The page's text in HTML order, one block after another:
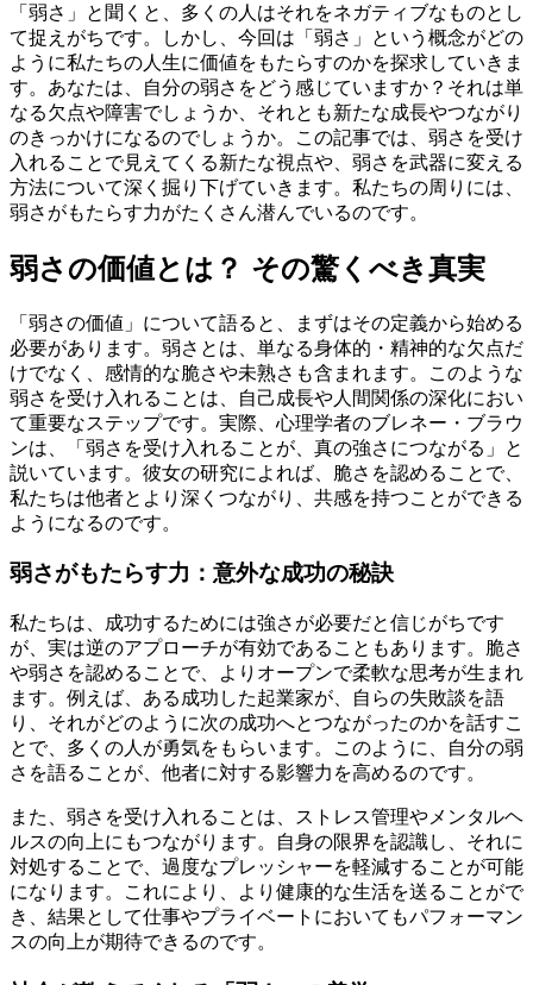
「弱さ」と聞くと、多くの人はそれをネガティブなものとし
て捉えがちです。しかし、今回は「弱さ」という概念がどの
ように私たちの人生に価値をもたらすのかを探求していきま
す。あなたは、自分の弱さをどう感じていますか？それは単
なる欠点や障害でしょうか、それとも新たな成長やつながり
のきっかけになるのでしょうか。この記事では、弱さを受け
入れることで見えてくる新たな視点や、弱さを武器に変える
方法について深く掘り下げていきます。私たちの周りには、
弱さがもたらす力がたくさん潜んでいるのです。
弱さの価値とは？ その驚くべき真実
「弱さの価値」について語ると、まずはその定義から始める
必要があります。弱さとは、単なる身体的・精神的な欠点だ
けでなく、感情的な脆さや未熟さも含まれます。このような
弱さを受け入れることは、自己成長や人間関係の深化におい
て重要なステップです。実際、心理学者のブレネー・ブラウ
ンは、「弱さを受け入れることが、真の強さにつながる」と
説いています。彼女の研究によれば、脆さを認めることで、
私たちは他者とより深くつながり、共感を持つことができる
ようになるのです。
弱さがもたらす力：意外な成功の秘訣
私たちは、成功するためには強さが必要だと信じがちです
が、実は逆のアプローチが有効であることもあります。脆さ
や弱さを認めることで、よりオープンで柔軟な思考が生まれ
ます。例えば、ある成功した起業家が、自らの失敗談を語
り、それがどのように次の成功へとつながったのかを話すこ
とで、多くの人が勇気をもらいます。このように、自分の弱
さを語ることが、他者に対する影響力を高めるのです。
また、弱さを受け入れることは、ストレス管理やメンタルヘ
ルスの向上にもつながります。自身の限界を認識し、それに
対処することで、過度なプレッシャーを軽減することが可能
になります。これにより、より健康的な生活を送ることがで
き、結果として仕事やプライベートにおいてもパフォーマン
スの向上が期待できるのです。